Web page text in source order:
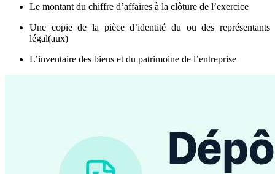
Le montant du chiffre d’affaires à la clôture de l’exercice
Une copie de la pièce d’identité du ou des représentants
légal(aux)
L’inventaire des biens et du patrimoine de l’entreprise